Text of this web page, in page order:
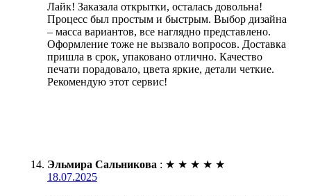
Лайк! Заказала открытки, осталась довольна!
Процесс был простым и быстрым. Выбор дизайна
– масса вариантов, все наглядно представлено.
Оформление тоже не вызвало вопросов. Доставка
пришла в срок, упаковано отлично. Качество
печати порадовало, цвета яркие, детали четкие.
Рекомендую этот сервис!
Эльмира Сальникова : ★ ★ ★ ★ ★
18.07.2025